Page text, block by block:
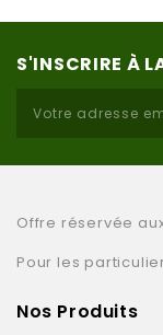
S'INSCRIRE À
Offre réservée
Pour les
Nos Produits